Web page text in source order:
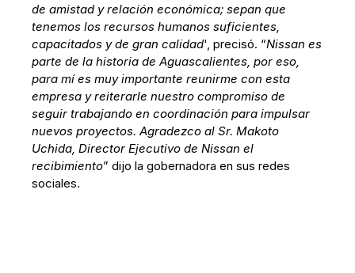
de amistad y relación económica; sepan que
tenemos los recursos humanos suficientes,
capacitados y de gran calidad', precisó. “Nissan es
parte de la historia de Aguascalientes, por eso,
para mí es muy importante reunirme con esta
empresa y reiterarle nuestro compromiso de
seguir trabajando en coordinación para impulsar
nuevos proyectos. Agradezco al Sr. Makoto
Uchida, Director Ejecutivo de Nissan el
recibimiento” dijo la gobernadora en sus redes
sociales.